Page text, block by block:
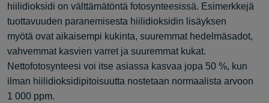
hiilidioksidi on välttämätöntä fotosynteesissä. Esimerkkejä
tuottavuuden paranemisesta hiilidioksidin lisäyksen
myötä ovat aikaisempi kukinta, suuremmat hedelmäsadot,
vahvemmat kasvien varret ja suuremmat kukat.
Nettofotosynteesi voi itse asiassa kasvaa jopa 50 %, kun
ilman hiilidioksidipitoisuutta nostetaan normaalista arvoon
1 000 ppm.